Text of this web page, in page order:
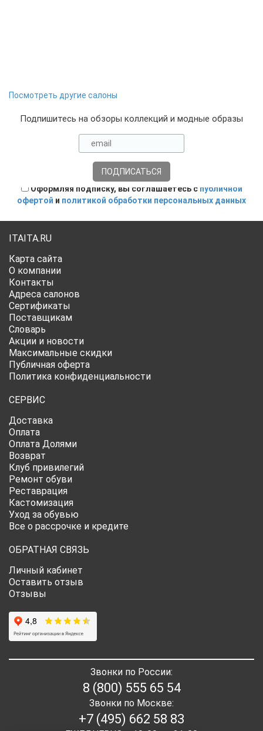
Посмотреть другие салоны
Подпишитесь на обзоры коллекций и модные образы
Оформляя подписку, вы соглашаетесь с публичной
офертой и политикой обработки персональных данных
ITAITA.RU
Карта сайта
О компании
Контакты
Адреса салонов
Сертификаты
Поставщикам
Словарь
Акции и новости
Максимальные скидки
Публичная оферта
Политика конфиденциальности
СЕРВИС
Доставка
Оплата
Оплата Долями
Возврат
Клуб привилегий
Ремонт обуви
Реставрация
Кастомизация
Уход за обувью
Все о рассрочке и кредите
ОБРАТНАЯ СВЯЗЬ
Личный кабинет
Оставить отзыв
Отзывы
Звонки по России:
8 (800) 555 65 54
Звонки по Москве:
+7 (495) 662 58 83